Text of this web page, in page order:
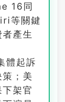
16同
等關鍵
產生
體起訴
；美
架官